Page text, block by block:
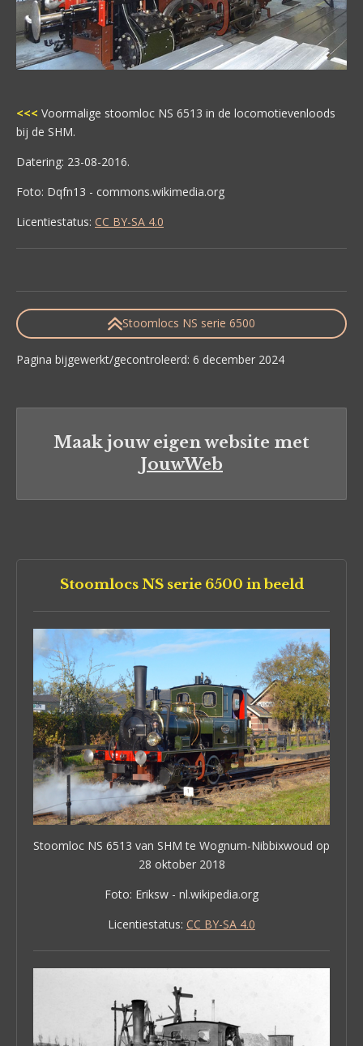
<<< Voormalige stoomloc NS 6513 in de locomotievenloods
bij de SHM.
Datering: 23-08-2016.
Foto: Dqfn13 - commons.wikimedia.org
Licentiestatus: CC BY-SA 4.0
Stoomlocs NS serie 6500
Pagina bijgewerkt/gecontroleerd: 6 december 2024
Maak jouw eigen website met
JouwWeb
Stoomlocs NS serie 6500 in beeld
Stoomloc NS 6513 van SHM te Wognum-Nibbixwoud op
28 oktober 2018
Foto: Eriksw - nl.wikipedia.org
Licentiestatus: CC BY-SA 4.0